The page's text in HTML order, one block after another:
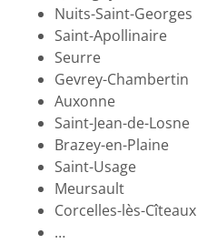
Nuits-Saint-Georges
Saint-Apollinaire
Seurre
Gevrey-Chambertin
Auxonne
Saint-Jean-de-Losne
Brazey-en-Plaine
Saint-Usage
Meursault
Corcelles-lès-Cîteaux
…